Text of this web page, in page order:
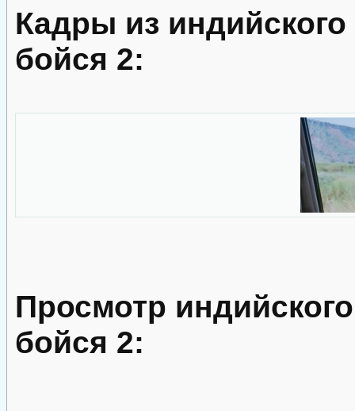
Кадры из
бойся 2:
Просмотр
бойся 2: